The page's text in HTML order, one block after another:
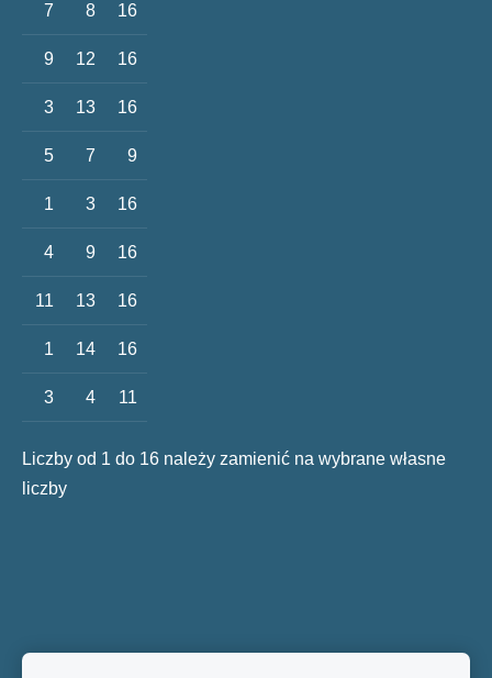
7 8 16
9 12 16
3 13 16
5 7 9
1 3 16
4 9 16
11 13 16
1 14 16
3 4 11
Liczby od 1 do 16 należy zamienić na wybrane własne
liczby